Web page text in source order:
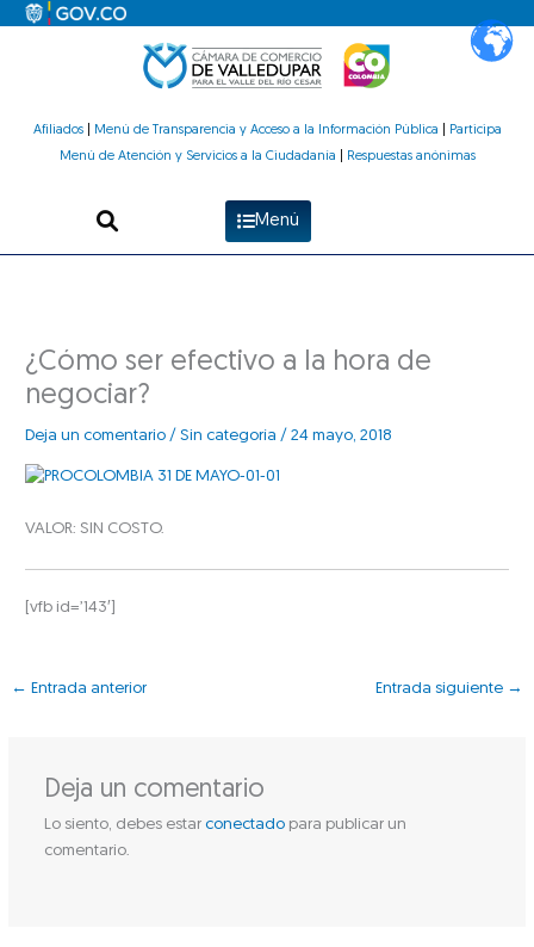
Afiliados| Menú de Transparencia y Acceso a la Información Pública
Participa
Menú de Atención y Servicios a la Ciudadanía
Respuestas anónimas
Menú
¿Cómo ser efectivo a la hora de
negociar?
Deja un comentario /Sin categoría /24 mayo, 2018
VALOR: SIN COSTO.
[vfb id=’143′]
← Entrada anterior Entrada siguiente →
Deja un comentario
Lo siento, debes estar conectadopara publicar un
comentario.